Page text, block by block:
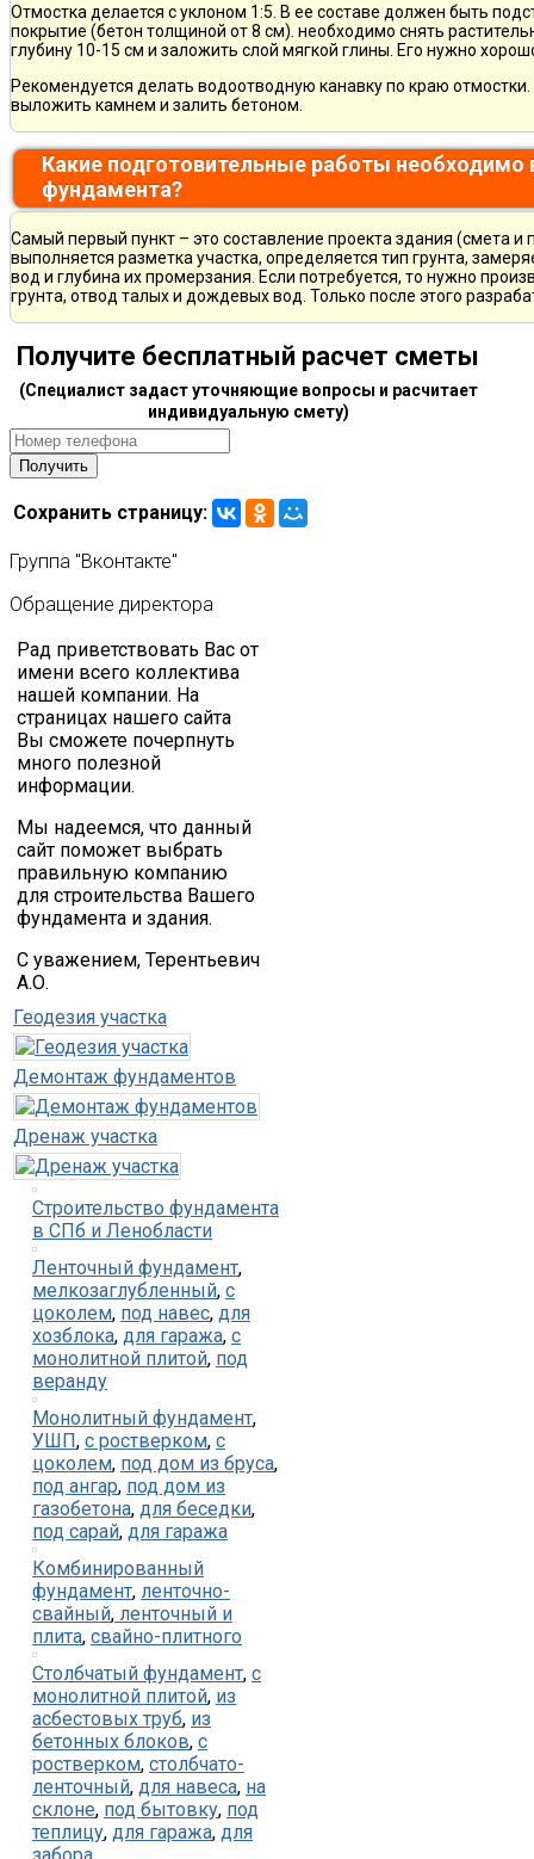
Отмостка делается с уклоном 1:5. В ее составе должен быть
покрытие (бетон толщиной от 8 см). необходимо снять
глубину 10-15 см и заложить слой мягкой глины. Его нужно
Рекомендуется делать водоотводную канавку по краю
выложить камнем и залить бетоном.
Какие подготовительные работы необходимо
фундамента?
Самый первый пункт – это составление проекта здания (смета
выполняется разметка участка, определяется тип грунта,
вод и глубина их промерзания. Если потребуется, то нужно
грунта, отвод талых и дождевых вод. Только после этого
Получите бесплатный расчет сметы
(Специалист задаст уточняющие вопросы и расчитает
индивидуальную смету)
Сохранить страницу:
Группа "Вконтакте"
Обращение директора
Рад приветствовать Вас от
имени всего коллектива
нашей компании. На
страницах нашего сайта
Вы сможете почерпнуть
много полезной
информации.
Мы надеемся, что данный
сайт поможет выбрать
правильную компанию
для строительства Вашего
фундамента и здания.
С уважением, Терентьевич
А.О.
Геодезия участка
Демонтаж фундаментов
Дренаж участка
Строительство фундамента
в СПб и Ленобласти
Ленточный фундамент,
мелкозаглубленный, с
цоколем, под навес, для
хозблока, для гаража, с
монолитной плитой, под
веранду
Монолитный фундамент,
УШП, с ростверком, с
цоколем, под дом из бруса,
под ангар, под дом из
газобетона, для беседки,
под сарай, для гаража
Комбинированный
фундамент, ленточно-
свайный, ленточный и
плита, свайно-плитного
Столбчатый фундамент, с
монолитной плитой, из
асбестовых труб, из
бетонных блоков, с
ростверком, столбчато-
ленточный, для навеса, на
склоне, под бытовку, под
теплицу, для гаража, для